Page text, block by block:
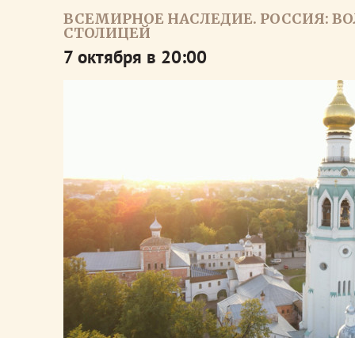
ВСЕМИРНОЕ НАСЛЕДИЕ. РОССИЯ:
СТОЛИЦЕЙ
7 октября в 20:00